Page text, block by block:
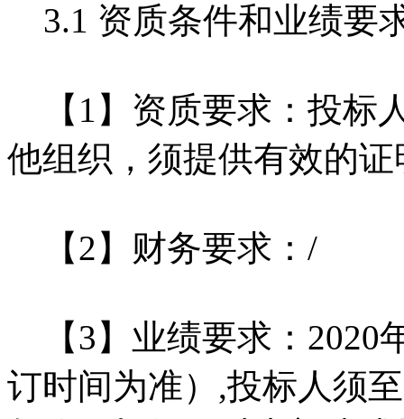
3.1 资质条件和业绩要
【1】资质要求：投标
他组织，须提供有效的
【2】财务要求：/
【3】业绩要求：2020
订时间为准）,投标人须